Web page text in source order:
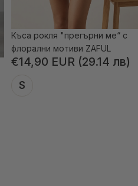
Къса рокля "прегърни ме“ с
флорални мотиви ZAFUL
€14,90 EUR (29.14 лв)
S